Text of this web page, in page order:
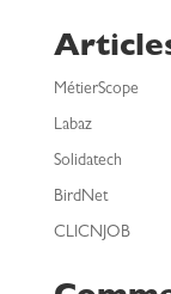
MétierScope
Labaz
Solidatech
BirdNet
CLICNJOB